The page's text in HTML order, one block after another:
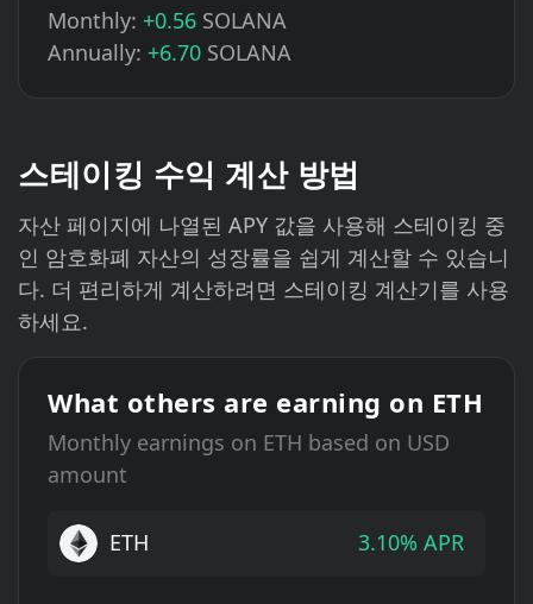
Monthly: +0.56 SOLANA
Annually: +6.70 SOLANA
스테이킹 수익 계산 방법
자산 페이지에 나열된 APY 값을 사용해 스테이킹 중
인 암호화폐 자산의 성장률을 쉽게 계산할 수 있습니
다. 더 편리하게 계산하려면 스테이킹 계산기를 사용
하세요.
What others are earning on ETH
Monthly earnings on ETH based on USD
amount
ETH 3.10% APR